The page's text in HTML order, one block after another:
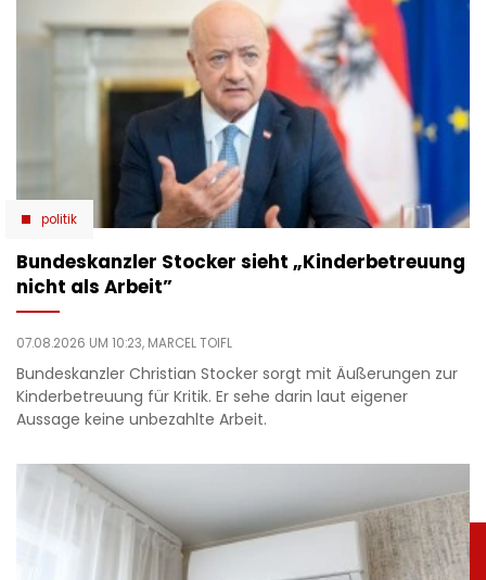
politik
Bundeskanzler Stocker sieht „Kinderbetreuung
nicht als Arbeit”
07.08.2026 UM 10:23, MARCEL TOIFL
Bundeskanzler Christian Stocker sorgt mit Äußerungen zur
Kinderbetreuung für Kritik. Er sehe darin laut eigener
Aussage keine unbezahlte Arbeit.